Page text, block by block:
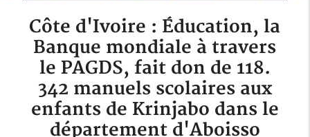
Côte d'Ivoire : Éducation, la
Banque mondiale à travers
le PAGDS, fait don de 118.
342 manuels scolaires aux
enfants de Krinjabo dans le
département d'Aboisso